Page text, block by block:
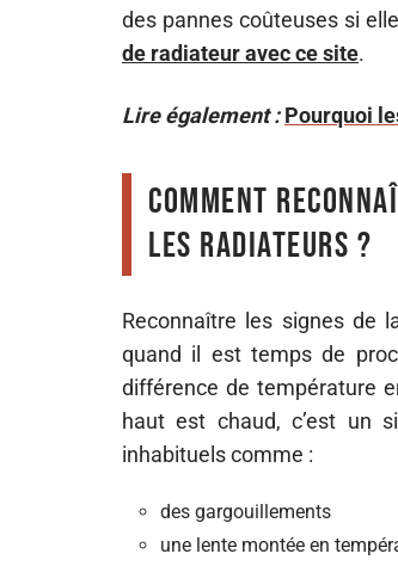
des pannes coûteuses si
de radiateur avec ce site.
Lire également : Pourquoi
Comment
les radiateurs ?
Reconnaître les signes de
quand il est temps de
différence de température
haut est chaud, c’est un
inhabituels comme :
des gargouillements
une lente montée en